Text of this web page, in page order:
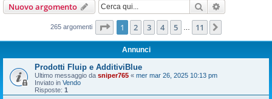
Nuovo argomento Cerca
265 argomenti Pagina di 11
1 2 3 4 5 11
Annunci
Prodotti Fluip e AdditiviBlue
Ultimo messaggio da sniper765 « mer mar 26, 2025 10:13 pm
Inviato in Vendo
Risposte: 1